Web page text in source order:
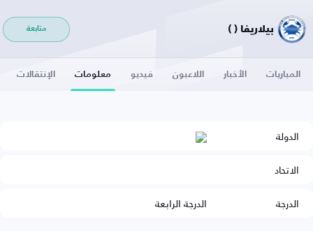
بيلاريفا ( ) متابعة
المباريات الأخبار اللاعبون فيديو معلومات الإنتقالات
الدولة
الاتحاد
الدرجة
الدرجة الرابعة